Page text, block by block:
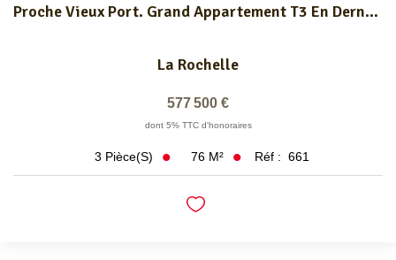
Proche Vieux Port. Grand Appartement T3 En Dernier Étage.
La Rochelle
577 500 €
dont 5% TTC d'honoraires
3 Pièce(s) 76 M² Réf : 661